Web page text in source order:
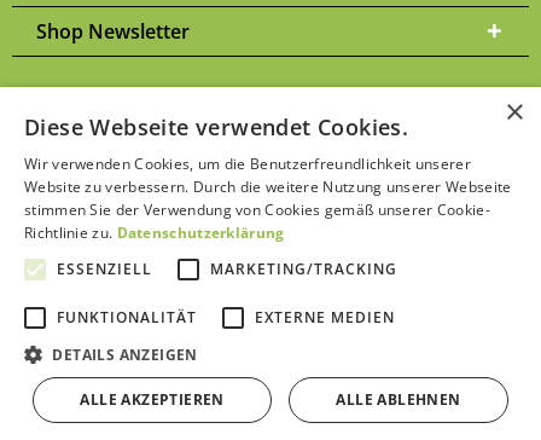
Shop Newsletter
* Alle Preise inkl. gesetzl. Mehrwertsteuer zzgl. Versandkosten
ggf. Nachnahmegebühren, wenn nicht anders beschrieben | Bitte
beachten Sie unsereDatenschutzerklärung
Bewertungen von Trustami anzeigen
×
Diese Webseite verwendet Cookies.
Wir verwenden Cookies, um die Benutzerfreundlichkeit unserer
Website zu verbessern. Durch die weitere Nutzung unserer Webseite
stimmen Sie der Verwendung von Cookies gemäß unserer Cookie-
Richtlinie zu. Datenschutzerklärung
ESSENZIELL
MARKETING/TRACKING
FUNKTIONALITÄT
EXTERNE MEDIEN
DETAILS ANZEIGEN
ALLE AKZEPTIEREN ALLE ABLEHNEN